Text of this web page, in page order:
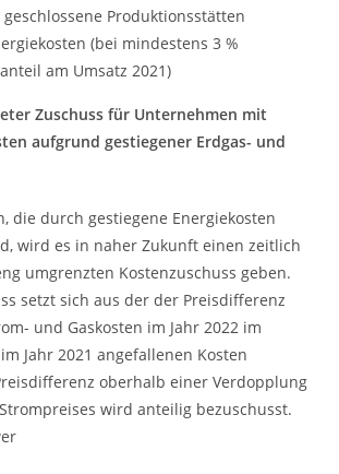
Produktionsstätten
(bei mindestens 3 %
am Umsatz 2021)
Zuschuss für Unternehmen mit
aufgrund gestiegener Erdgas- und
die durch gestiegene Energiekosten
wird es in naher Zukunft einen zeitlich
umgrenzten Kostenzuschuss geben.
setzt sich aus der der Preisdifferenz
und Gaskosten im Jahr 2022 im
Jahr 2021 angefallenen Kosten
oberhalb einer Verdopplung
wird anteilig bezuschusst.